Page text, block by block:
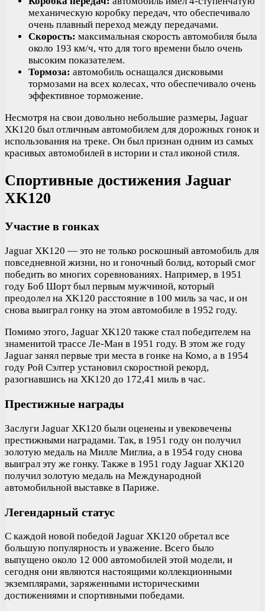
механическую коробку передач, что обеспечивало
очень плавный переход между передачами.
Скорость: максимальная скорость автомобиля была
около 193 км/ч, что для того времени было очень
высоким показателем.
Тормоза: автомобиль оснащался дисковыми
тормозами на всех колесах, что обеспечивало очень
эффективное торможение.
Несмотря на свои довольно небольшие размеры, Jaguar
XK120 был отличным автомобилем для дорожных гонок и
использования на треке. Он был признан одним из самых
красивых автомобилей в истории и стал иконой стиля.
Спортивные достижения Jaguar
XK120
Участие в гонках
Jaguar XK120 — это не только роскошный автомобиль для
повседневной жизни, но и гоночный болид, который смог
победить во многих соревнованиях. Например, в 1951
году Боб Шорт был первым мужчиной, который
преодолел на XK120 расстояние в 100 миль за час, и он
снова выиграл гонку на этом автомобиле в 1952 году.
Помимо этого, Jaguar XK120 также стал победителем на
знаменитой трассе Ле-Ман в 1951 году. В этом же году
Jaguar занял первые три места в гонке на Комо, а в 1954
году Рой Сэлтер установил скоростной рекорд,
разогнавшись на XK120 до 172,41 миль в час.
Престижные награды
Заслуги Jaguar XK120 были оценены и увековечены
престижными наградами. Так, в 1951 году он получил
золотую медаль на Милле Миглиа, а в 1954 году снова
выиграл эту же гонку. Также в 1951 году Jaguar XK120
получил золотую медаль на Международной
автомобильной выставке в Париже.
Легендарный статус
С каждой новой победой Jaguar XK120 обретал все
большую популярность и уважение. Всего было
выпущено около 12 000 автомобилей этой модели, и
сегодня они являются настоящими коллекционными
экземплярами, заряженными историческими
достижениями и спортивными победами.